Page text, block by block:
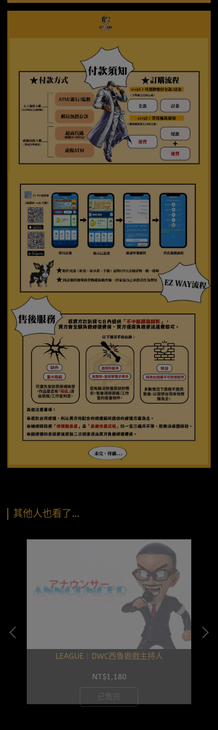
其他人也看了…
LEAGUE｜DWC西魯遊戲主持人
NT$1,180
已售完